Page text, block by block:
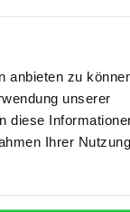
anbieten zu
unserer
diese
Ihrer Nutzung
Product safety